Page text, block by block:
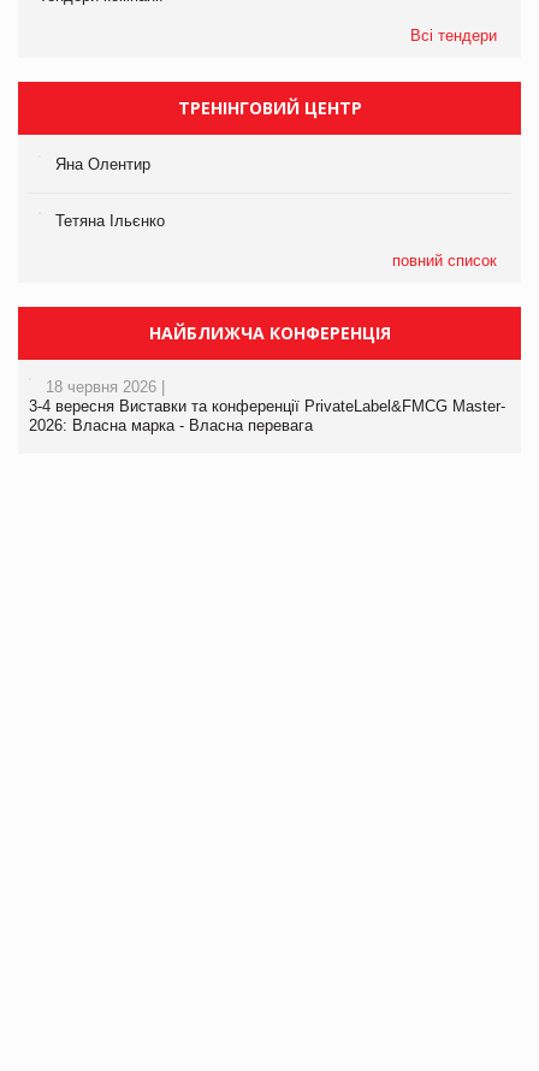
Всі тендери
ТРЕНІНГОВИЙ ЦЕНТР
Яна Олентир
Тетяна Ільєнко
повний список
НАЙБЛИЖЧА КОНФЕРЕНЦІЯ
18 червня 2026 |
3-4 вересня Виставки та конференції PrivateLabel&FMCG Master-
2026: Власна марка - Власна перевага